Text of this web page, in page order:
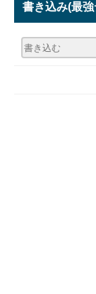
書き込み(最